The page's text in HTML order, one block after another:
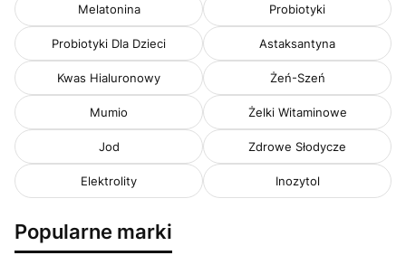
Melatonina Probiotyki
Probiotyki Dla Dzieci Astaksantyna
Kwas Hialuronowy Żeń-Szeń
Mumio Żelki Witaminowe
Jod Zdrowe Słodycze
Elektrolity Inozytol
Popularne marki